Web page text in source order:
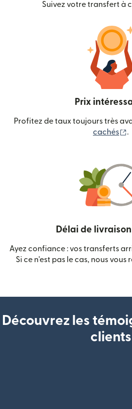
Suivez votre transfert à
Prix
Profitez de taux toujours très
cachés
.
Délai de
Ayez confiance : vos transferts
Si ce n'est pas le cas, nous vous
Découvrez les
clients